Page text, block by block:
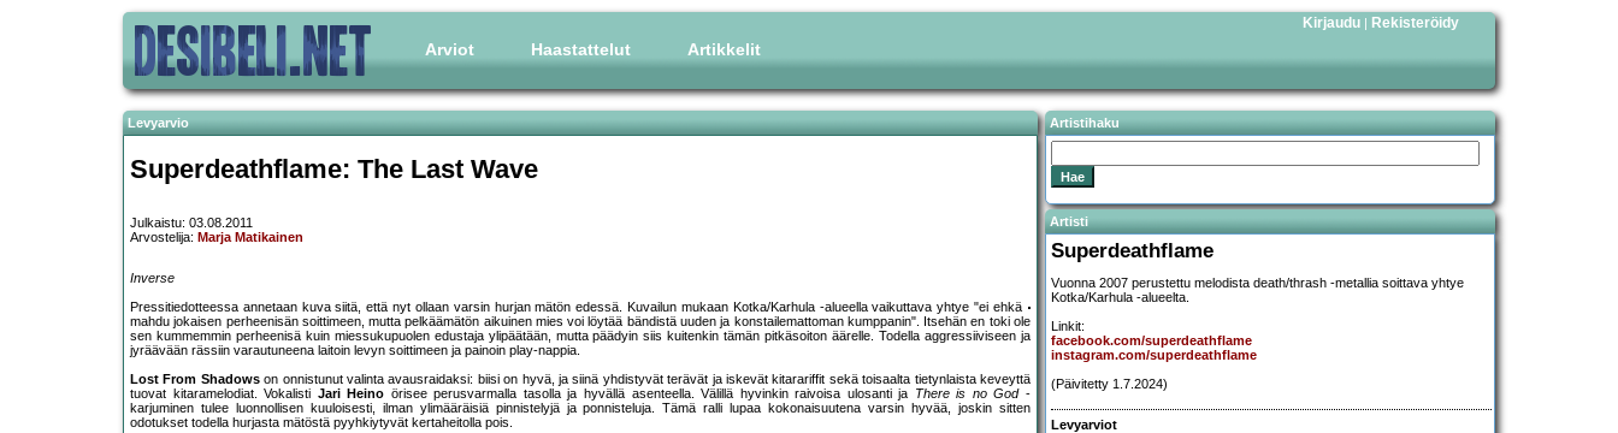
Arviot Haastattelut Artikkelit
Kirjaudu | Rekisteröidy
Levyarvio
Superdeathflame: The Last Wave
Julkaistu: 03.08.2011
Arvostelija: Marja Matikainen
Inverse
Pressitiedotteessa annetaan kuva siitä, että nyt ollaan varsin hurjan mätön edessä. Kuvailun mukaan Kotka/Karhula -alueella vaikuttava yhtye "ei ehkä
mahdu jokaisen perheenisän soittimeen, mutta pelkäämätön aikuinen mies voi löytää bändistä uuden ja konstailemattoman kumppanin". Itsehän en toki ole
sen kummemmin perheenisä kuin miessukupuolen edustaja ylipäätään, mutta päädyin siis kuitenkin tämän pitkäsoiton äärelle. Todella aggressiiviseen ja
jyräävään rässiin varautuneena laitoin levyn soittimeen ja painoin play-nappia.
Lost From Shadowson onnistunut valinta avausraidaksi: biisi on hyvä, ja siinä yhdistyvät terävät ja iskevät kitarariffit sekä toisaalta tietynlaista keveyttä
tuovat kitaramelodiat. Vokalisti Jari Heino örisee perusvarmalla tasolla ja hyvällä asenteella. Välillä hyvinkin raivoisa ulosanti ja There is no God-
karjuminen tulee luonnollisen kuuloisesti, ilman ylimääräisiä pinnistelyjä ja ponnisteluja. Tämä ralli lupaa kokonaisuutena varsin hyvää, joskin sitten
odotukset todella hurjasta mätöstä pyyhkiytyvät kertaheitolla pois.
Artistihaku
Artisti
Superdeathflame
Vuonna 2007 perustettu melodista death/thrash -metallia soittava yhtye
Kotka/Karhula -alueelta.
Linkit:
facebook.com/superdeathflame
instagram.com/superdeathflame
(Päivitetty 1.7.2024)
Levyarviot